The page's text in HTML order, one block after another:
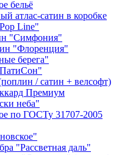
бельё
атлас-сатин в коробке
Line"
"Симфония"
"Флоренция"
берега"
/ сатин + велсофт)
Премиум
неба"
по ГОСТу 31707-2005
"Рассветная даль"